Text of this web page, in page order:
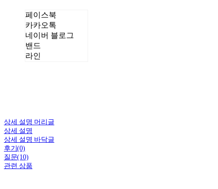
페이스북
카카오톡
네이버 블로그
밴드
라인
상세 설명 머리글
상세 설명
상세 설명 바닥글
후기(0)
질문(10)
관련 상품